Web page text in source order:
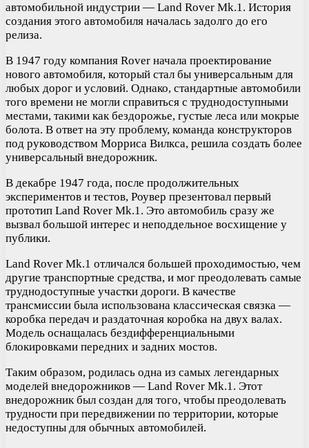
автомобильной индустрии — Land Rover Mk.1. История
создания этого автомобиля началась задолго до его
релиза.
В 1947 году компания Rover начала проектирование
нового автомобиля, который стал бы универсальным для
любых дорог и условий. Однако, стандартные автомобили
того времени не могли справиться с труднодоступными
местами, такими как бездорожье, густые леса или мокрые
болота. В ответ на эту проблему, команда конструкторов
под руководством Морриса Вилкса, решила создать более
универсальный внедорожник.
В декабре 1947 года, после продолжительных
экспериментов и тестов, Роувер презентовал первый
прототип Land Rover Mk.1. Это автомобиль сразу же
вызвал большой интерес и неподдельное восхищение у
публики.
Land Rover Mk.1 отличался большей проходимостью, чем
другие транспортные средства, и мог преодолевать самые
труднодоступные участки дороги. В качестве
трансмиссии была использована классическая связка —
коробка передач и раздаточная коробка на двух валах.
Модель оснащалась бездифференциальными
блокировками передних и задних мостов.
Таким образом, родилась одна из самых легендарных
моделей внедорожников — Land Rover Mk.1. Этот
внедорожник был создан для того, чтобы преодолевать
трудности при передвижении по территории, которые
недоступны для обычных автомобилей.